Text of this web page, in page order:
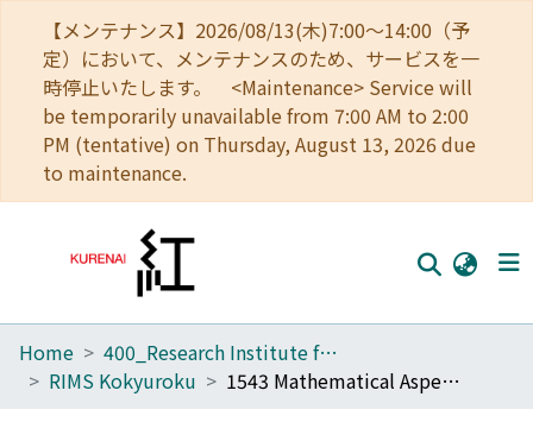
【メンテナンス】2026/08/13(木)7:00～14:00（予
定）において、メンテナンスのため、サービスを一
時停止いたします。 <Maintenance> Service will
be temporarily unavailable from 7:00 AM to 2:00
PM (tentative) on Thursday, August 13, 2026 due
to maintenance.
Home
Home
400_Research Institute for Mathematical Sciences
RIMS Kokyuroku
1543 Mathematical Aspects and Applications of Wave Phenomena